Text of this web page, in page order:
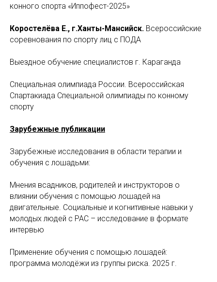
конного спорта «Иппофест-2025»
Коростелёва Е., г.Ханты-Мансийск. Всероссийские
соревнования по спорту лиц с ПОДА
Выездное обучение специалистов г. Караганда
Специальная олимпиада России. Всероссийская
Спартакиада Специальной олимпиады по конному
спорту
Зарубежные публикации
Зарубежные исследования в области терапии и
обучения с лошадьми:
Мнения всадников, родителей и инструкторов о
влиянии обучения с помощью лошадей на
двигательные. Социальные и когнитивные навыки у
молодых людей с РАС – исследование в формате
интервью
Применение обучения с помощью лошадей:
программа молодёжи из группы риска. 2025 г.